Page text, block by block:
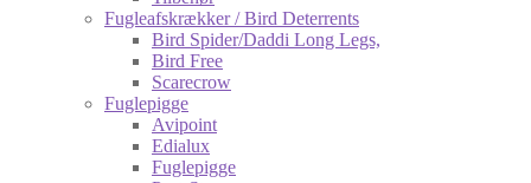
Fugleafskrækker / Bird Deterrents
Bird Spider/Daddi Long Legs,
Bird Free
Scarecrow
Fuglepigge
Avipoint
Edialux
Fuglepigge